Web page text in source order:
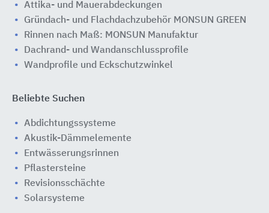
Attika- und Mauerabdeckungen
Gründach- und Flachdachzubehör MONSUN GREEN
Rinnen nach Maß: MONSUN Manufaktur
Dachrand- und Wandanschlussprofile
Wandprofile und Eckschutzwinkel
Beliebte Suchen
Abdichtungssysteme
Akustik-Dämmelemente
Entwässerungsrinnen
Pflastersteine
Revisionsschächte
Solarsysteme